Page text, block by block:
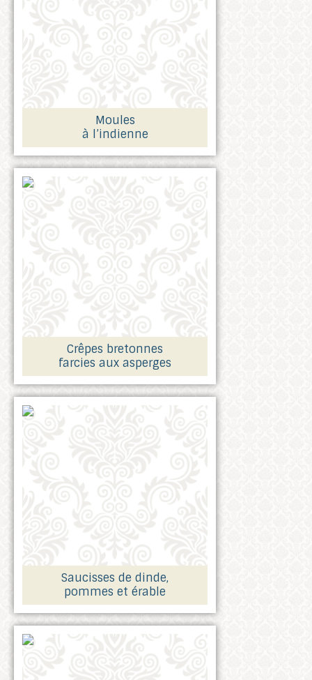
Moules
à l’indienne
Crêpes bretonnes
farcies aux asperges
Saucisses de dinde,
pommes et érable